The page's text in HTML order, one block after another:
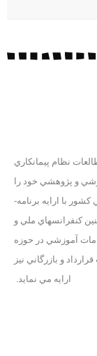
نظام پيمانکاري
علمي، آموزشي و پژوهشي خود را
در حوزه مديريت حرفه اي پروژه هاي صنعتي و عمراني کشور با ارايه برنامه­
کنفرانس­هاي ملي و
آموزشي در حوزه
و بازرگاني نيز
ارايه مي­ نمايد.